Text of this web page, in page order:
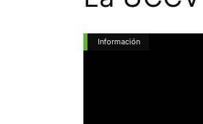
Información